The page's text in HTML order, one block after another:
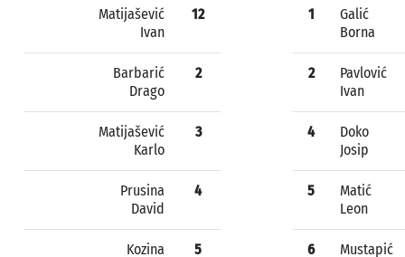
Matijašević
Ivan
12
Barbarić
Drago
2
Matijašević
Karlo
3
Prusina
David
4
Kozina
5
1
Galić
Borna
2
Pavlović
Ivan
4
Doko
Josip
5
Matić
Leon
6
Mustapić